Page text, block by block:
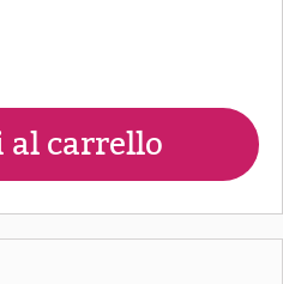
al carrello